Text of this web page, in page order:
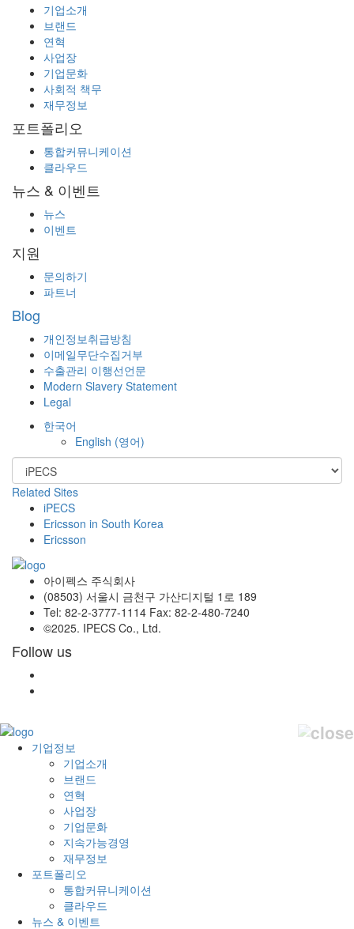
LIST
기업소개
브랜드
연혁
사업장
기업문화
사회적 책무
재무정보
포트폴리오
통합커뮤니케이션
클라우드
뉴스 & 이벤트
뉴스
이벤트
지원
문의하기
파트너
Blog
개인정보취급방침
이메일무단수집거부
수출관리 이행선언문
Modern Slavery Statement
Legal
한국어
English (영어)
Related Sites
iPECS
Ericsson in South Korea
Ericsson
아이펙스 주식회사
(08503) 서울시 금천구 가산디지털 1로 189
Tel: 82-2-3777-1114 Fax: 82-2-480-7240
©2025. IPECS Co., Ltd.
Follow us
기업정보
기업소개
브랜드
연혁
사업장
기업문화
지속가능경영
재무정보
포트폴리오
통합커뮤니케이션
클라우드
뉴스 & 이벤트